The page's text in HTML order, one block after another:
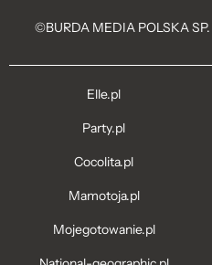
©BURDA MEDIA POLSKA
Elle.pl
Party.pl
Cocolita.pl
Mamotoja.pl
Mojegotowanie.pl